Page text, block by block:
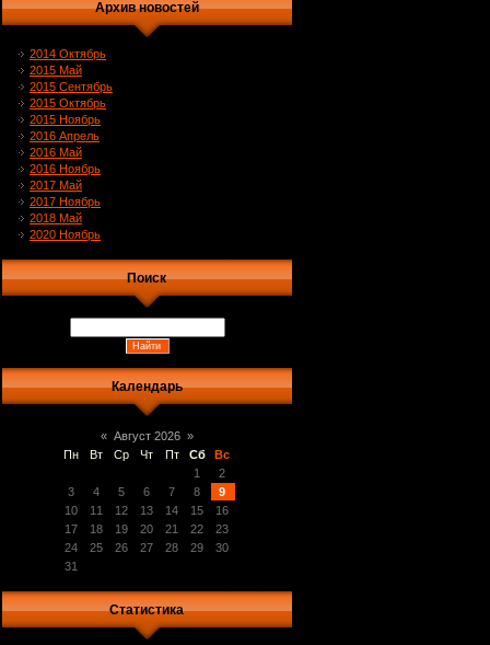
Архив новостей
2014 Октябрь
2015 Май
2015 Сентябрь
2015 Октябрь
2015 Ноябрь
2016 Апрель
2016 Май
2016 Ноябрь
2017 Май
2017 Ноябрь
2018 Май
2020 Ноябрь
Поиск
Календарь
« Август 2026 »
Пн
Вт Ср Чт Пт Сб
Вс
1
2
3
4 5 6 7 8
9
10
11 12 13 14 15
16
17
18 19 20 21 22
23
24
25 26 27 28 29
30
31
Статистика